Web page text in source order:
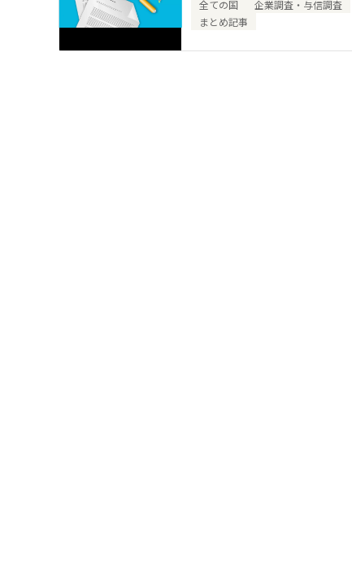
全ての国
企業調査・与信調査
まとめ記事